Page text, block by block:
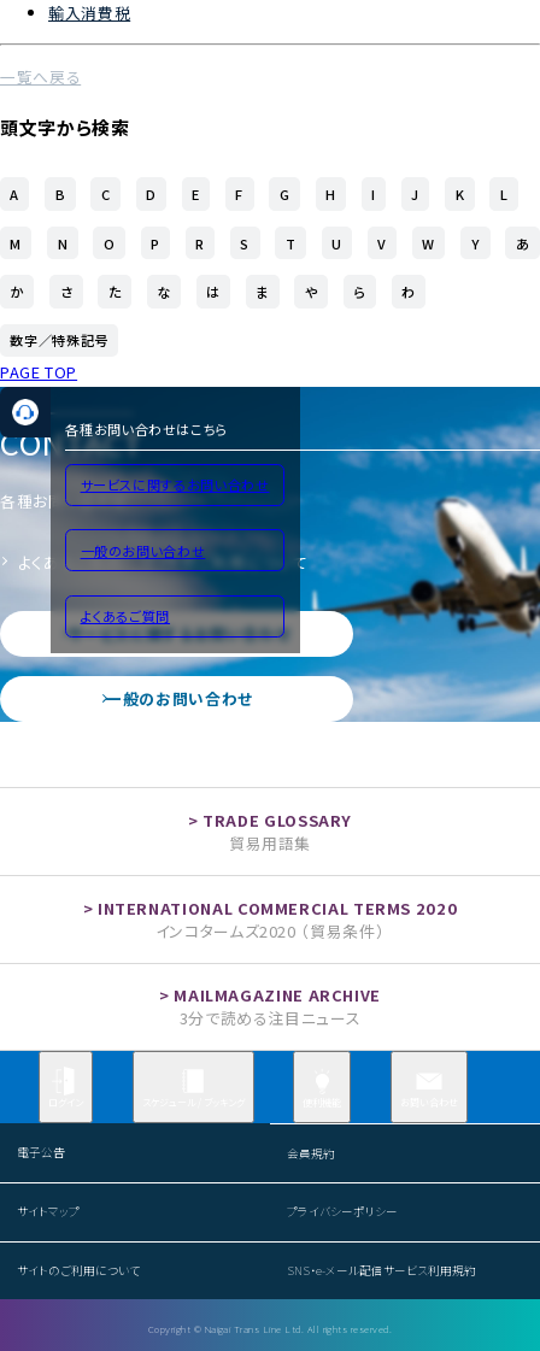
輸入消費税
一覧へ戻る
頭文字から検索
A B C D E F G H I J K L
M N O P R S T U V W Y あ
か さ た な は ま や ら わ
数字／特殊記号
PAGE TOP
各種お問い合わせはこちら
サービスに関するお問い合わせ
一般のお問い合わせ
よくあるご質問
CONTACT
各種お問い合わせ
よくあるご質問 サイトのご利用について
サービスに関するお問い合わせ
一般のお問い合わせ
貿易用語集
インコタームズ2020 （貿易条件）
3分で読める注目ニュース
電子公告 会員規約
サイトマップ プライバシーポリシー
サイトのご利用について SNS・e-メール配信サービス利用規約
Copyright © Naigai Trans Line Ltd. All rights reserved.